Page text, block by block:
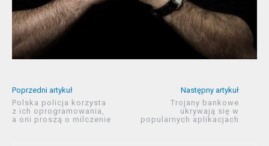
Poprzedni artykuł
Polska policja korzysta
z ich oprogramowania,
a oni proszą o milczenie
Następny artykuł
Trojany bankowe
ukrywają się w
popularnych aplikacjach